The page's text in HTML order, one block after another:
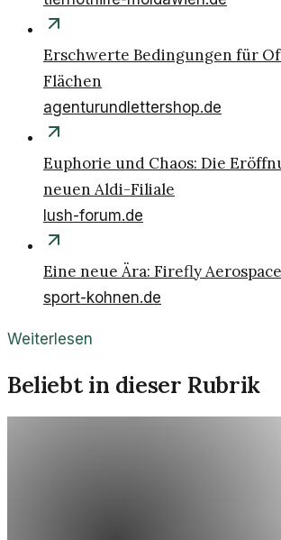
Erschwerte Bedingungen für
Flächen
agenturundlettershop.de
Euphorie und Chaos: Die
neuen Aldi-Filiale
lush-forum.de
Eine neue Ära: Firefly
sport-kohnen.de
Weiterlesen
Beliebt in dieser Rubrik